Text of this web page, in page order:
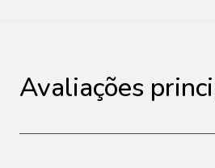
Avaliações